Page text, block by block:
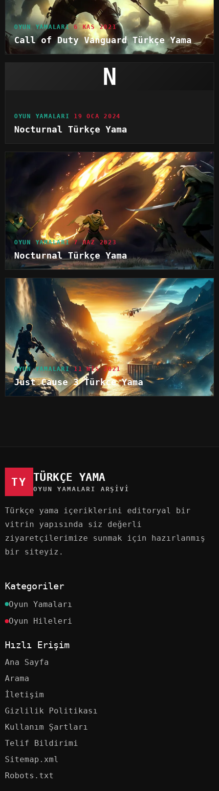
OYUN YAMALARI 6 KAS 2021
Call of Duty Vanguard Türkçe Yama
N
OYUN YAMALARI 19 OCA 2024
Nocturnal Türkçe Yama
OYUN YAMALARI 7 HAZ 2023
Nocturnal Türkçe Yama
OYUN YAMALARI 11 NIS 2021
Just Cause 3 Türkçe Yama
TY TÜRKÇE YAMA
OYUN YAMALARI ARŞIVI
Türkçe yama içeriklerini editoryal bir
vitrin yapısında siz değerli
ziyaretçilerimize sunmak için hazırlanmış
bir siteyiz.
Kategoriler
Oyun Yamaları
Oyun Hileleri
Hızlı Erişim
Ana Sayfa
Arama
İletişim
Gizlilik Politikası
Kullanım Şartları
Telif Bildirimi
Sitemap.xml
Robots.txt